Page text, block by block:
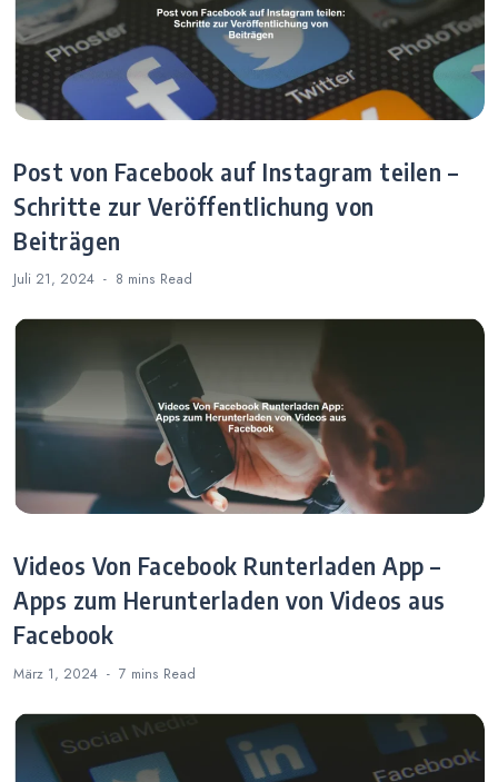
Post von Facebook auf Instagram teilen –
Schritte zur Veröffentlichung von
Beiträgen
Juli 21, 2024 8 mins Read
Videos Von Facebook Runterladen App –
Apps zum Herunterladen von Videos aus
Facebook
März 1, 2024 7 mins Read